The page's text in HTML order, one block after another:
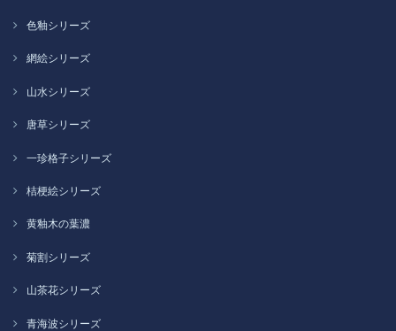
色釉シリーズ
網絵シリーズ
山水シリーズ
唐草シリーズ
一珍格子シリーズ
桔梗絵シリーズ
黄釉木の葉濃
菊割シリーズ
山茶花シリーズ
青海波シリーズ